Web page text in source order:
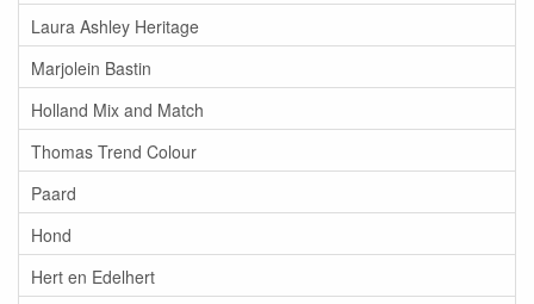
Laura Ashley Heritage
Marjolein Bastin
Holland Mix and Match
Thomas Trend Colour
Paard
Hond
Hert en Edelhert